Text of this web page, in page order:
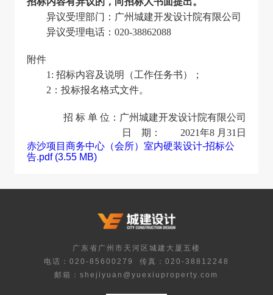
异议受理部门：广州城建开发设计院有限公司
异议受理电话：020-38862088
附件
1:招标内容及说明（工作任务书）；
2 ：投标报名格式文件。
招 标 单 位：广州城建开发设计院有限公司
日 期： 2021年8 月31日
赤沙项目商务中心（会所）室内硬装设计-招标公
告.pdf (3.55 MB)
广东省广州市天河区城建大厦五楼
电话：020-85600279
传真：020-38812248
邮箱：shejiyuan@yuexiuproperty.com